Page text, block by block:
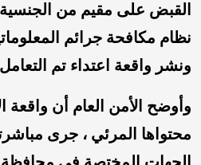
القبض على مقيم من الجنسية
نظام مكافحة جرائم
ونشر واقعة اعتداء تم
وأوضح الأمن العام أن واقعة
محتواها المرئي ، جرى